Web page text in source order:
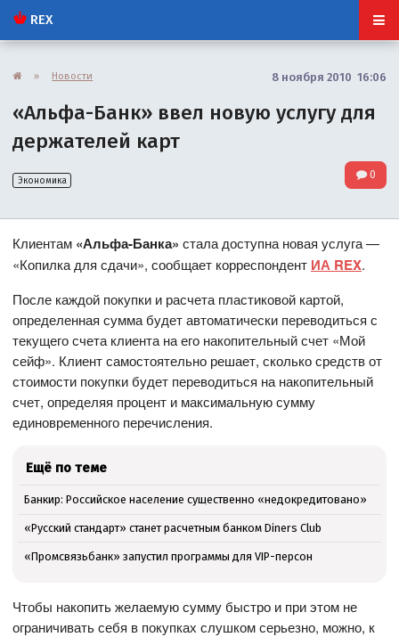
REX
» Новости 8 ноября 2010 16:06
«Альфа-Банк» ввел новую услугу для
держателей карт
Экономика 0
Клиентам «Альфа-Банка» стала доступна новая услуга —
«Копилка для сдачи», сообщает корреспондент ИА REX.
После каждой покупки и расчета пластиковой картой,
определенная сумма будет автоматически переводиться с
текущего счета клиента на его накопительный счет «Мой
сейф». Клиент самостоятельно решает, сколько средств от
стоимости покупки будет переводиться на накопительный
счет, определяя процент и максимальную сумму
единовременного перечисления.
Ещё по теме
Банкир: Российское население существенно «недокредитовано»
«Русский стандарт» станет расчетным банком Diners Club
«Промсвязьбанк» запустил программы для VIP-персон
Чтобы накопить желаемую сумму быстро и при этом не
ограничивать себя в покупках слушком серьезно, можно, к